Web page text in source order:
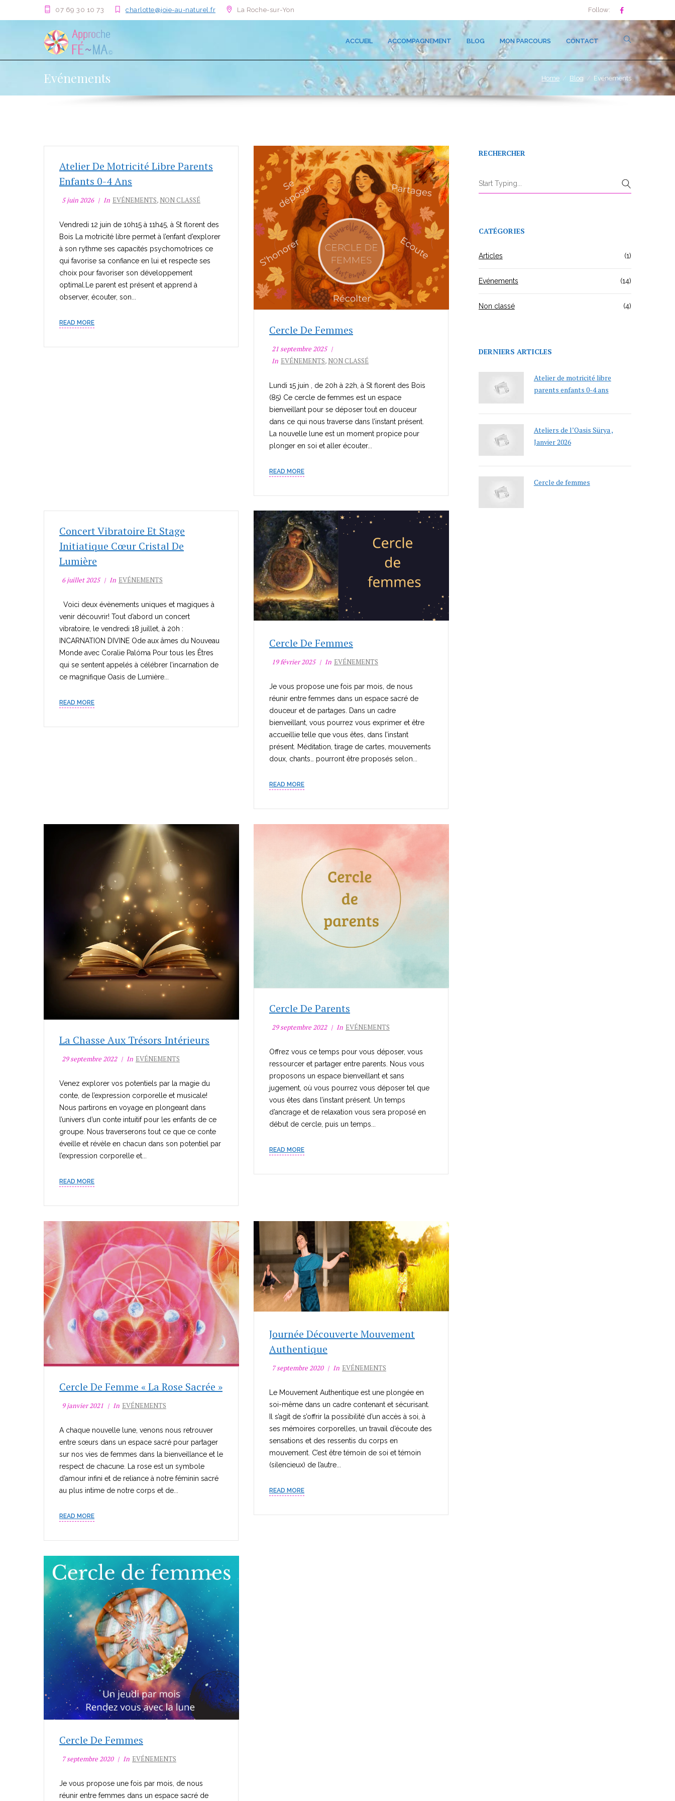
07 69 30 10 73 charlotte@joie-au-naturel.fr La Roche-sur-Yon Follow:
ACCUEIL ACCOMPAGNEMENT BLOG MON PARCOURS CONTACT
Evénements Home Blog Evénements
Atelier De Motricité Libre Parents
Enfants 0-4 Ans
5 juin 2026 In EVÉNEMENTS, NON CLASSÉ
Vendredi 12 juin de 10h15 à 11h45, à St florent des
Bois La motricité libre permet à l’enfant d’explorer
à son rythme ses capacités psychomotrices ce
qui favorise sa confiance en lui et respecte ses
choix pour favoriser son développement
optimal.Le parent est présent et apprend à
observer, écouter, son...
READ MORE
Cercle De Femmes
21 septembre 2025
In EVÉNEMENTS, NON CLASSÉ
Lundi 15 juin , de 20h à 22h, à St florent des Bois
(85) Ce cercle de femmes est un espace
bienveillant pour se déposer tout en douceur
dans ce qui nous traverse dans l’instant présent.
La nouvelle lune est un moment propice pour
plonger en soi et aller écouter...
READ MORE
Concert Vibratoire Et Stage
Initiatique Cœur Cristal De
Lumière
6 juillet 2025 In EVÉNEMENTS
Voici deux évènements uniques et magiques à
venir découvrir! Tout d’abord un concert
vibratoire, le vendredi 18 juillet, à 20h :
INCARNATION DIVINE Ode aux âmes du Nouveau
Monde avec Coralie Palóma Pour tous les Êtres
qui se sentent appelés à célébrer l’incarnation de
ce magnifique Oasis de Lumière...
READ MORE
Cercle De Femmes
19 février 2025 In EVÉNEMENTS
Je vous propose une fois par mois, de nous
réunir entre femmes dans un espace sacré de
douceur et de partages. Dans un cadre
bienveillant, vous pourrez vous exprimer et être
accueillie telle que vous êtes, dans l’instant
présent. Méditation, tirage de cartes, mouvements
doux, chants… pourront être proposés selon...
READ MORE
La Chasse Aux Trésors Intérieurs
29 septembre 2022 In EVÉNEMENTS
Venez explorer vos potentiels par la magie du
conte, de l’expression corporelle et musicale!
Nous partirons en voyage en plongeant dans
l’univers d’un conte intuitif pour les enfants de ce
groupe. Nous traverserons tout ce que ce conte
éveille et révèle en chacun dans son potentiel par
l’expression corporelle et...
READ MORE
Cercle De Parents
29 septembre 2022 In EVÉNEMENTS
Offrez vous ce temps pour vous déposer, vous
ressourcer et partager entre parents. Nous vous
proposons un espace bienveillant et sans
jugement, où vous pourrez vous déposer tel que
vous êtes dans l’instant présent. Un temps
d’ancrage et de relaxation vous sera proposé en
début de cercle, puis un temps...
READ MORE
Cercle De Femme « La Rose Sacrée »
9 janvier 2021 In EVÉNEMENTS
A chaque nouvelle lune, venons nous retrouver
entre sœurs dans un espace sacré pour partager
sur nos vies de femmes dans la bienveillance et le
respect de chacune. La rose est un symbole
d’amour infini et de reliance à notre féminin sacré
au plus intime de notre corps et de...
READ MORE
Journée Découverte Mouvement
Authentique
7 septembre 2020 In EVÉNEMENTS
Le Mouvement Authentique est une plongée en
soi-même dans un cadre contenant et sécurisant.
Il s’agit de s’offrir la possibilité d’un accès à soi, à
ses mémoires corporelles, un travail d’écoute des
sensations et des ressentis du corps en
mouvement. C’est être témoin de soi et témoin
(silencieux) de l’autre...
READ MORE
Cercle De Femmes
7 septembre 2020 In EVÉNEMENTS
Je vous propose une fois par mois, de nous
réunir entre femmes dans un espace sacré de
RECHERCHER
CATÉGORIES
Articles (1)
Evénements (14)
Non classé (4)
DERNIERS ARTICLES
Atelier de motricité libre
parents enfants 0-4 ans
Ateliers de l’Oasis Sürya ,
Janvier 2026
Cercle de femmes